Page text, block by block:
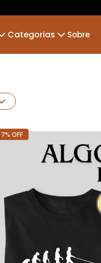
Categorias Sobre
7% OFF